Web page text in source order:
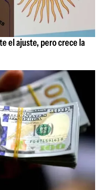
el ajuste, pero crece la